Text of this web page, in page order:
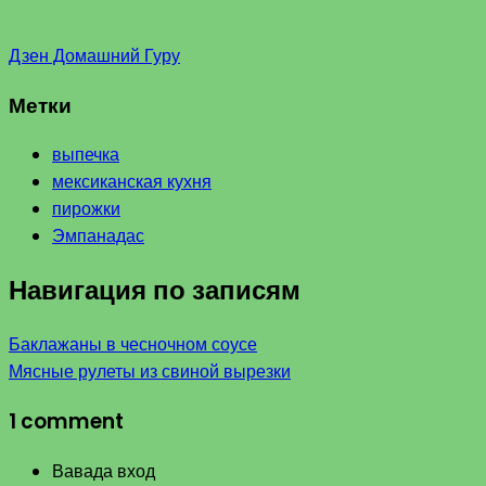
Дзен Домашний Гуру
Метки
выпечка
мексиканская кухня
пирожки
Эмпанадас
Навигация по записям
Баклажаны в чесночном соусе
Мясные рулеты из свиной вырезки
1 comment
Вавада вход